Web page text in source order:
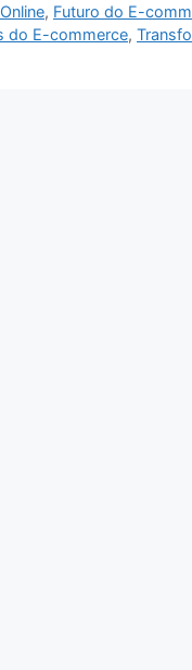
, Futuro do E-
do E-commerce,